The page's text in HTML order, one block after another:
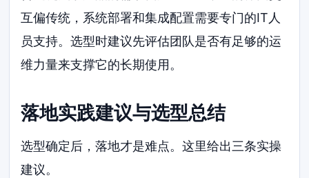
互偏传统，系统部署和集成配置需要专门的IT人
员支持。选型时建议先评估团队是否有足够的运
维力量来支撑它的长期使用。
落地实践建议与选型总结
选型确定后，落地才是难点。这里给出三条实操
建议。